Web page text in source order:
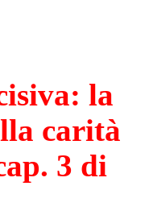
la
carità
3 di